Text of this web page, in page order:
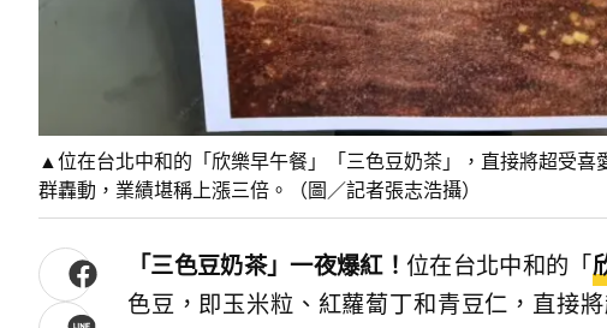
▲位在台北中和的「欣樂早午餐」「三色豆奶茶」，直接將超受喜
群轟動，業績堪稱上漲三倍。（圖／記者張志浩攝）
「 三色豆奶茶」一夜爆紅！ 位在台北中和的「
色豆，即玉米粒、紅蘿蔔丁和青豆仁，直接